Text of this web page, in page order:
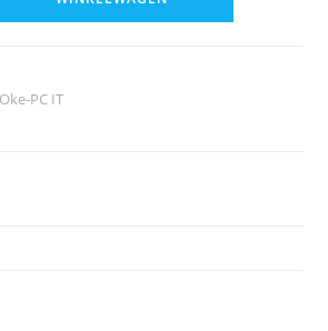
PC IT